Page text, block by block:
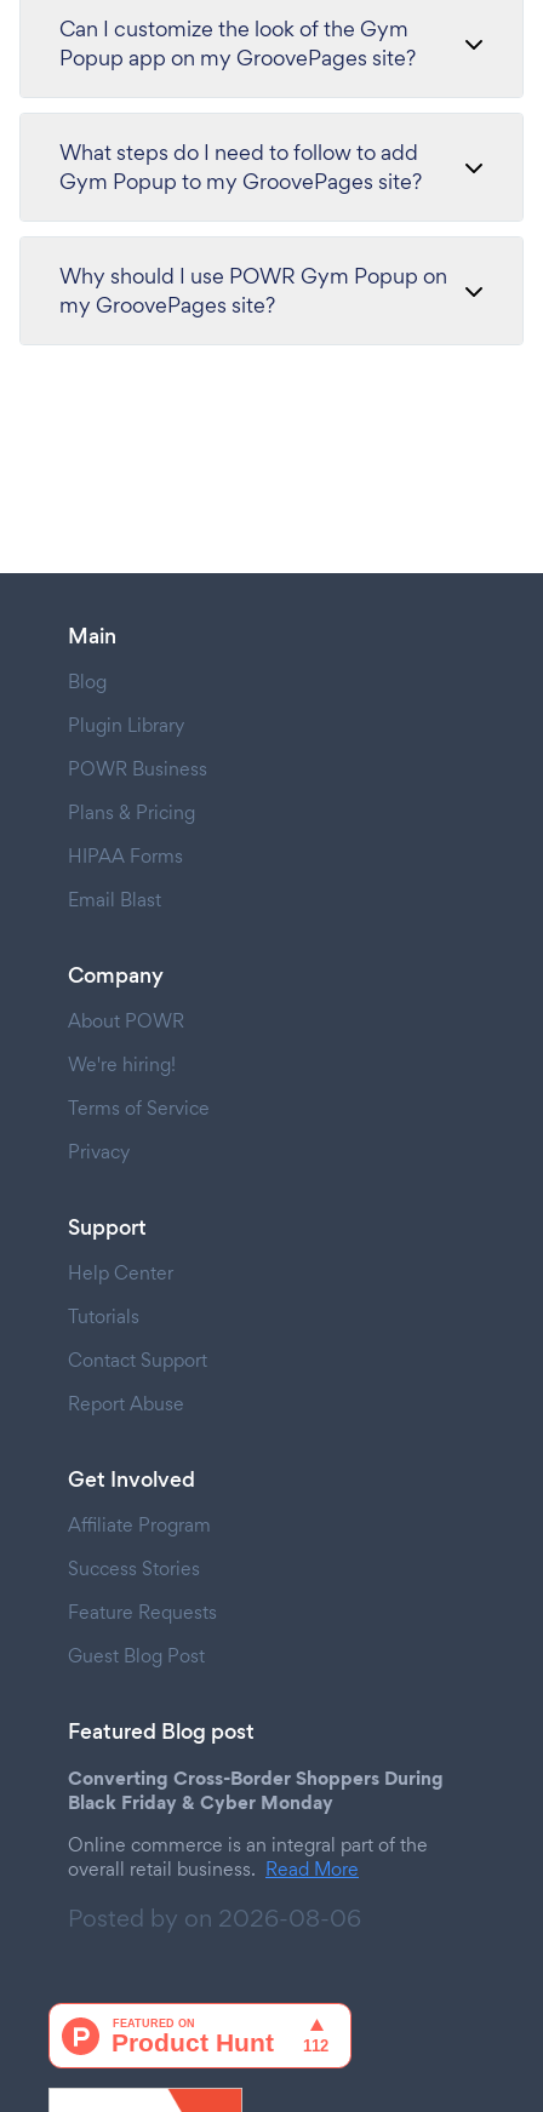
Can I customize the look of the Gym
Popup app on my GroovePages site?
What steps do I need to follow to add
Gym Popup to my GroovePages site?
Why should I use POWR Gym Popup on
my GroovePages site?
Main
Blog
Plugin Library
POWR Business
Plans & Pricing
HIPAA Forms
Email Blast
Company
About POWR
We're hiring!
Terms of Service
Privacy
Support
Help Center
Tutorials
Contact Support
Report Abuse
Get Involved
Affiliate Program
Success Stories
Feature Requests
Guest Blog Post
Featured Blog post
Converting Cross-Border Shoppers During
Black Friday & Cyber Monday
Online commerce is an integral part of the
overall retail business. Read More
Posted by on 2026-08-06